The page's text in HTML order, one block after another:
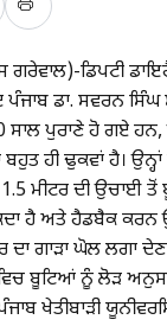
ਗਰੇਵਾਲ)-ਡਿਪਟੀ
ਡਾ. ਸਵਰਨ ਸਿੰਘ
ਪੁਰਾਣੇ ਹੋ ਗਏ ਹਨ,
ਹੀ ਢੁਕਵਾਂ ਹੈ।
ਮੀਟਰ ਦੀ ਉਚਾਈ
ਹੈ ਅਤੇ ਹੈਡਬੈਕ
ਗਾੜਾ ਘੋਲ ਲਗਾ ਦੇਣਾ
ਬੂਟਿਆਂ ਨੂੰ ਲੋੜ
ਖੇਤੀਬਾੜੀ